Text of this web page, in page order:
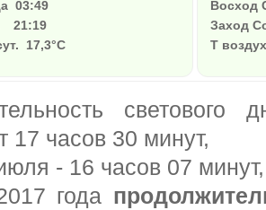
03:49
21:19
17,3°C
Восход
Заход
Т
17 часов 30 минут,
- 16 часов 07 минут,
года